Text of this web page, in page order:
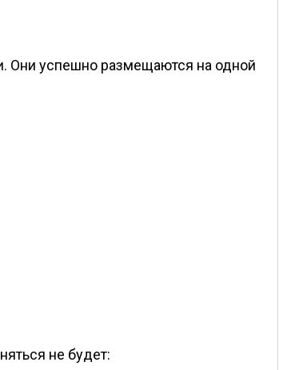
Они успешно размещаются на одной
не будет: